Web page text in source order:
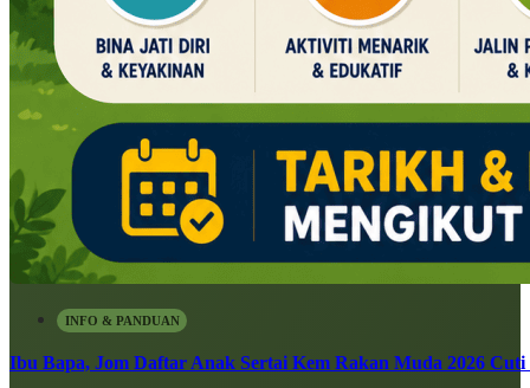
INFO & PANDUAN
Ibu Bapa, Jom Daftar Anak Sertai Kem Rakan Muda 2026